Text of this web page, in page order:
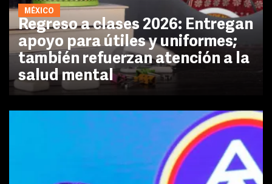
MÉXICO
Regreso a clases 2026: Entregan
apoyo para útiles y uniformes;
también refuerzan atención a la
salud mental